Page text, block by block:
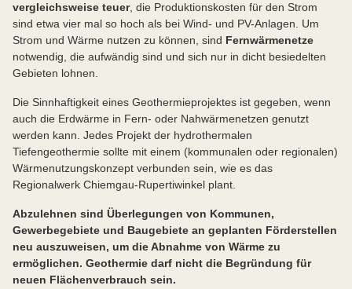
vergleichsweise teuer, die Produktionskosten für den Strom
sind etwa vier mal so hoch als bei Wind- und PV-Anlagen. Um
Strom und Wärme nutzen zu können, sind Fernwärmenetze
notwendig, die aufwändig sind und sich nur in dicht besiedelten
Gebieten lohnen.
Die Sinnhaftigkeit eines Geothermieprojektes ist gegeben, wenn
auch die Erdwärme in Fern- oder Nahwärmenetzen genutzt
werden kann. Jedes Projekt der hydrothermalen
Tiefengeothermie sollte mit einem (kommunalen oder regionalen)
Wärmenutzungskonzept verbunden sein, wie es das
Regionalwerk Chiemgau-Rupertiwinkel plant.
Abzulehnen sind Überlegungen von Kommunen,
Gewerbegebiete und Baugebiete an geplanten Förderstellen
neu auszuweisen, um die Abnahme von Wärme zu
ermöglichen. Geothermie darf nicht die Begründung für
neuen Flächenverbrauch sein.